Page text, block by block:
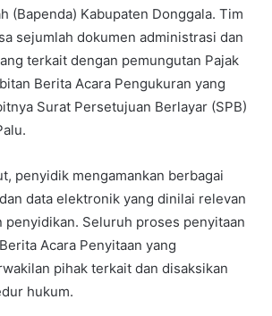
(Bapenda) Kabupaten Donggala. Tim
sejumlah dokumen administrasi dan
terkait dengan pemungutan Pajak
Berita Acara Pengukuran yang
Surat Persetujuan Berlayar (SPB)
penyidik mengamankan berbagai
data elektronik yang dinilai relevan
penyidikan. Seluruh proses penyitaan
Acara Penyitaan yang
pihak terkait dan disaksikan
hukum.